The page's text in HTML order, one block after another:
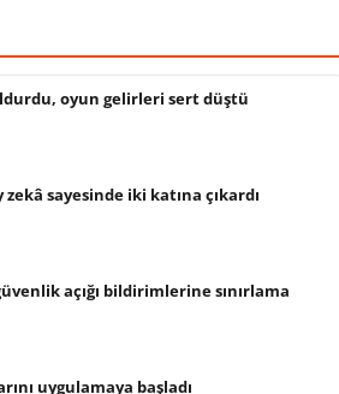
oyun gelirleri sert düştü
sayesinde iki katına çıkardı
açığı bildirimlerine sınırlama
uygulamaya başladı